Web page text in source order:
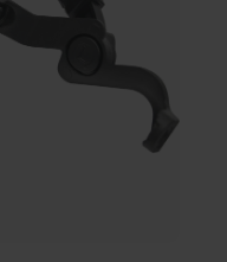
erleichtert die Montage
schnell und
Set: Im
und rechte Seite
Anpassung
Wir bieten eine
bei der Qualität.